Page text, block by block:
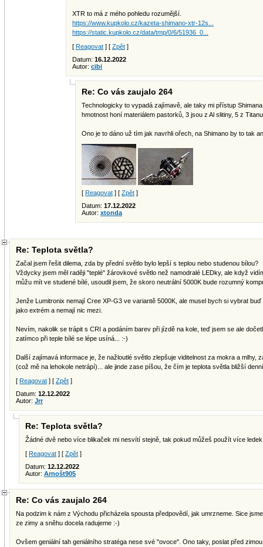
XTR to má z mého pohledu rozumější.
https://www.kupkolo.cz/kazeta-shimano-xtr-12s...
https://static.kupkolo.cz/data/tmp/0/6/51936_0...
[ Reagovat ] [ Zpět ]
Datum: 16.12.2022
Autor: cibi
Re: Co vás zaujalo 264
Technologicky to vypadá zajímavě, ale taky mi přístup
hmotnost honí materiálem pastorků, 3 jsou z Al slitiny, 5 z
Ono je to dáno už tím jak navrhli ořech, na Shimano by to tak
[ Reagovat ] [ Zpět ]
Datum: 17.12.2022
Autor: xtonda
Re: Teplota světla?
Začal jsem řešit dilema, zda by přední světlo bylo lepší s teplou nebo studenou bílou?
Vždycky jsem měl raději "teplé" žárovkové světlo než namodralé LEDky, ale když
můžu mít ve studené bílé, usoudil jsem, že skoro neutrální 5000K bude rozumný
Jenže Lumitronix nemají Cree XP-G3 ve variantě 5000K, ale musel bych si vybrat
jako extrém a nemají nic mezi.
Nevím, nakolik se trápit s CRI a podáním barev při jízdě na kole, teď jsem se ale
zatímco při teple bílé se lépe usíná... :-)
Další zajímavá informace je, že nažloutlé světlo zlepšuje viditelnost za mokra a mlhy,
(což mě na lehokole netrápí)... ale jinde zase píšou, že čím je teplota světla bližší
[ Reagovat ] [ Zpět ]
Datum: 12.12.2022
Autor: Jrr
Re: Teplota světla?
Žádné dvě nebo více blikaček mi nesvítí stejně, tak pokud můžeš použít více
[ Reagovat ] [ Zpět ]
Datum: 12.12.2022
Autor: Arnošt905
Re: Co vás zaujalo 264
Na podzim k nám z Východu přicházela spousta předpovědí, jak umrzneme. Sice
ze zimy a sněhu docela radujeme :-)
Ovšem geniální tah geniálního stratéga nese své "ovoce". Ono taky, poslat před